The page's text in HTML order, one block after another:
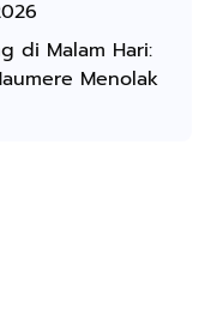
di Malam Hari:
Menolak